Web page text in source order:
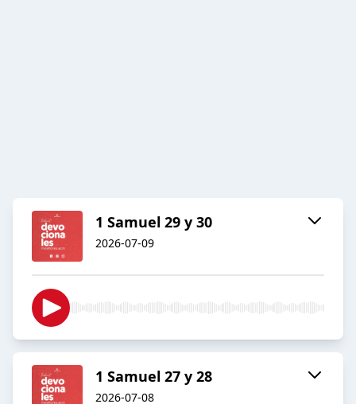
1 Samuel 29 y 30
2026-07-09
1 Samuel 27 y 28
2026-07-08